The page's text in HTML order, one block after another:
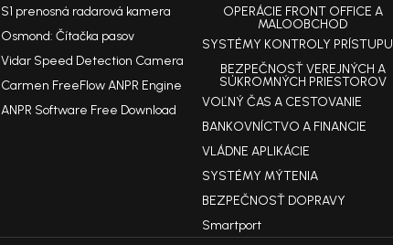
S1 prenosná radarová kamera
Osmond: Čítačka pasov
Vidar Speed Detection Camera
Carmen FreeFlow ANPR Engine
ANPR Software Free Download
OPERÁCIE FRONT OFFICE A
MALOOBCHOD
SYSTÉMY KONTROLY PRÍSTUPU
BEZPEČNOSŤ VEREJNÝCH A
SÚKROMNÝCH PRIESTOROV
VOĽNÝ ČAS A CESTOVANIE
BANKOVNÍCTVO A FINANCIE
VLÁDNE APLIKÁCIE
SYSTÉMY MÝTENIA
BEZPEČNOSŤ DOPRAVY
Smartport